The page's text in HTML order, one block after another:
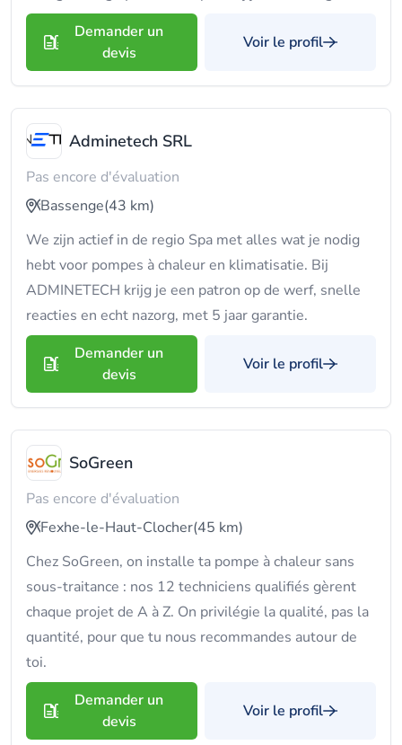
Demander un
devis
Voir le profil
Adminetech SRL
Pas encore d'évaluation
Bassenge(43 km)
We zijn actief in de regio Spa met alles wat je nodig
hebt voor pompes à chaleur en klimatisatie. Bij
ADMINETECH krijg je een patron op de werf, snelle
reacties en echt nazorg, met 5 jaar garantie.
Demander un
devis
Voir le profil
SoGreen
Pas encore d'évaluation
Fexhe-le-Haut-Clocher(45 km)
Chez SoGreen, on installe ta pompe à chaleur sans
sous-traitance : nos 12 techniciens qualifiés gèrent
chaque projet de A à Z. On privilégie la qualité, pas la
quantité, pour que tu nous recommandes autour de
toi.
Demander un
devis
Voir le profil